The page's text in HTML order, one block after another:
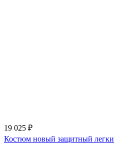
19 025 ₽
Костюм новый защитный